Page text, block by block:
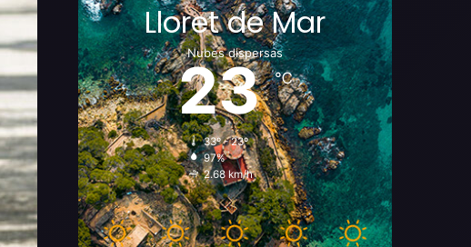
Lloret de Mar
Nubes dispersas
23℃
33º - 23º
97%
2.68 km/h